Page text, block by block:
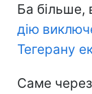
Ба більше,
дію
Тегерану
Саме